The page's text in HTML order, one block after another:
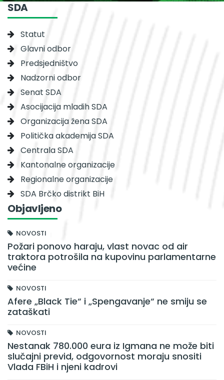
SDA
Statut
Glavni odbor
Predsjedništvo
Nadzorni odbor
Senat SDA
Asocijacija mladih SDA
Organizacija žena SDA
Politička akademija SDA
Centrala SDA
Kantonalne organizacije
Regionalne organizacije
SDA Brčko distrikt BiH
Objavljeno
NOVOSTI
Požari ponovo haraju, vlast novac od air
traktora potrošila na kupovinu parlamentarne
većine
NOVOSTI
Afere „Black Tie“ i „Spengavanje“ ne smiju se
zataškati
NOVOSTI
Nestanak 780.000 eura iz Igmana ne može biti
slučajni previd, odgovornost moraju snositi
Vlada FBiH i njeni kadrovi